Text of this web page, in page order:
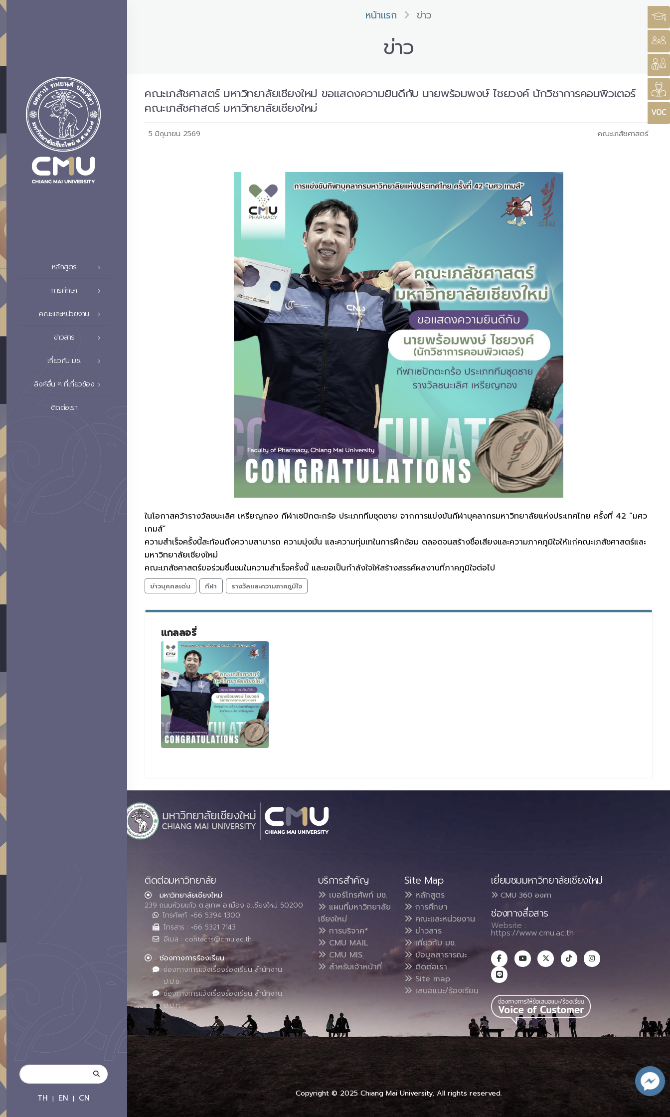
หลักสูตร
การศึกษา
คณะและหน่วยงาน
ข่าวสาร
เกี่ยวกับ มช.
ลิงค์อื่น ๆ ที่เกี่ยวข้อง
ติดต่อเรา
TH | EN | CN
หน้าแรก ข่าว
ข่าว
คณะเภสัชศาสตร์ มหาวิทยาลัยเชียงใหม่ ขอแสดงความยินดีกับ นายพร้อมพงษ์ ไชยวงค์ นักวิชาการคอมพิวเตอร์
คณะเภสัชศาสตร์ มหาวิทยาลัยเชียงใหม่
5 มิถุนายน 2569 คณะเภสัชศาสตร์
ในโอกาสคว้ารางวัลชนะเลิศ เหรียญทอง กีฬาเซปักตะกร้อ ประเภททีมชุดชาย จากการแข่งขันกีฬาบุคลากรมหาวิทยาลัยแห่งประเทศไทย ครั้งที่ 42 “มศว
เกมส์”
ความสำเร็จครั้งนี้สะท้อนถึงความสามารถ ความมุ่งมั่น และความทุ่มเทในการฝึกซ้อม ตลอดจนสร้างชื่อเสียงและความภาคภูมิใจให้แก่คณะเภสัชศาสตร์และ
มหาวิทยาลัยเชียงใหม่
คณะเภสัชศาสตร์ขอร่วมชื่นชมในความสำเร็จครั้งนี้ และขอเป็นกำลังใจให้สร้างสรรค์ผลงานที่ภาคภูมิใจต่อไป
ข่าวบุคคลเด่น กีฬา รางวัลและความภาคภูมิใจ
แกลลอรี่
ติดต่อมหาวิทยาลัย
มหาวิทยาลัยเชียงใหม่
239 ถนนห้วยแก้ว ต.สุเทพ อ.เมือง จ.เชียงใหม่ 50200
โทรศัพท์ :+66 5394 1300
โทรสาร : +66 5321 7143
อีเมล : contacts@cmu.ac.th
ช่องทางการร้องเรียน
ช่องทางการแจ้งเรื่องร้องเรียน สำนักงาน
ป.ป.ช.
ช่องทางการแจ้งเรื่องร้องเรียน สำนักงาน
ป.ป.ท.
บริการสำคัญ
เบอร์โทรศัพท์ มช.
แผนที่มหาวิทยาลัย
เชียงใหม่
การบริจาค*
CMU MAIL
CMU MIS
สำหรับเจ้าหน้าที่
Site Map
หลักสูตร
การศึกษา
คณะและหน่วยงาน
ข่าวสาร
เกี่ยวกับ มช.
ข้อมูลสาธารณะ
ติดต่อเรา
Site map
เสนอแนะ/ร้องเรียน
เยี่ยมชมมหาวิทยาลัยเชียงใหม่
CMU 360 องศา
ช่องทางสื่อสาร
Website :
https://www.cmu.ac.th
Copyright © 2025 Chiang Mai University, All rights reserved.